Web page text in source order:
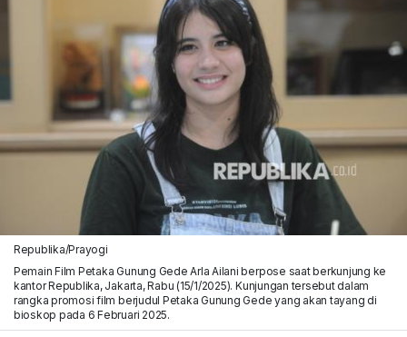
Republika/Prayogi
Pemain Film Petaka Gunung Gede Arla Ailani berpose saat berkunjung ke
kantor Republika, Jakarta, Rabu (15/1/2025). Kunjungan tersebut dalam
rangka promosi film berjudul Petaka Gunung Gede yang akan tayang di
bioskop pada 6 Februari 2025.